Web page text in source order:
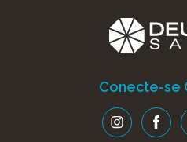
Conecte-se